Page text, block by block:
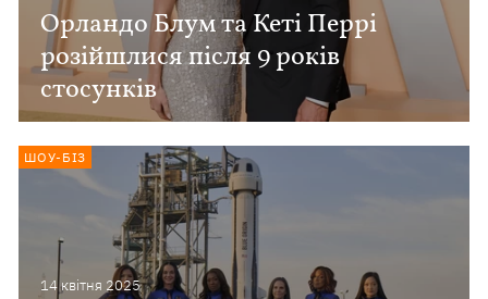
Орландо Блум та Кеті Перрі
розійшлися після 9 років
стосунків
14 квiтня 2025
ШОУ-БІЗ